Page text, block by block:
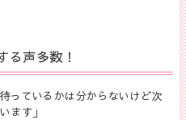
る声多数！
っているかは分からないけど次
ます 」